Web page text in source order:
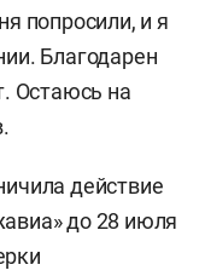
попросили, и я
Благодарен
Остаюсь на
действие
до 28 июля